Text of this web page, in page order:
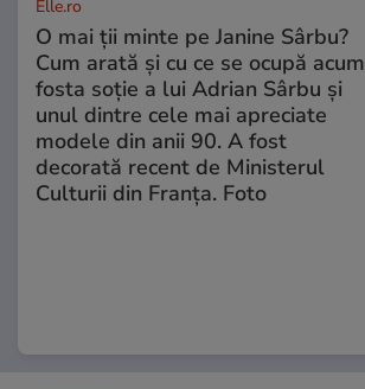
Elle.ro
O mai ții minte pe Janine Sârbu?
Cum arată și cu ce se ocupă acum
fosta soție a lui Adrian Sârbu și
unul dintre cele mai apreciate
modele din anii 90. A fost
decorată recent de Ministerul
Culturii din Franța. Foto